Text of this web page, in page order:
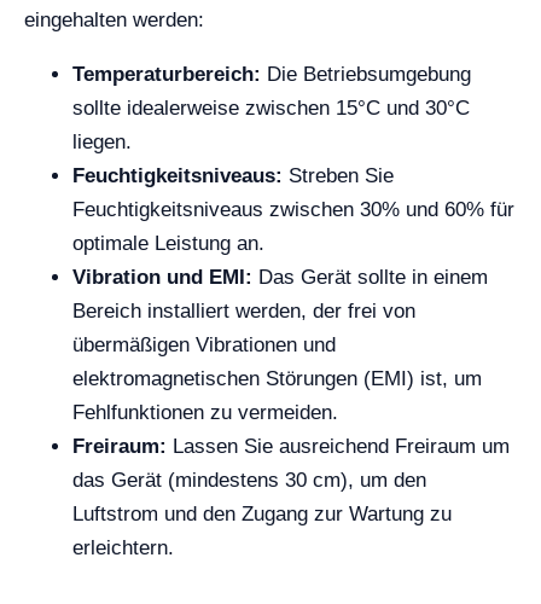
eingehalten werden:
Temperaturbereich: Die Betriebsumgebung
sollte idealerweise zwischen 15°C und 30°C
liegen.
Feuchtigkeitsniveaus: Streben Sie
Feuchtigkeitsniveaus zwischen 30% und 60% für
optimale Leistung an.
Vibration und EMI: Das Gerät sollte in einem
Bereich installiert werden, der frei von
übermäßigen Vibrationen und
elektromagnetischen Störungen (EMI) ist, um
Fehlfunktionen zu vermeiden.
Freiraum: Lassen Sie ausreichend Freiraum um
das Gerät (mindestens 30 cm), um den
Luftstrom und den Zugang zur Wartung zu
erleichtern.